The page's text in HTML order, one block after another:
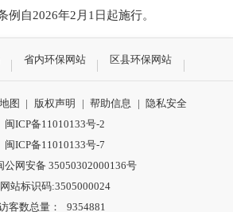
自2026年2月1日起施行。
省内环保网站 区县环保网站
图 | 版权声明 | 帮助信息 | 隐私安全
闽ICP备11010133号-2
闽ICP备11010133号-7
公网安备 35050302000136号
网站标识码:3505000024
客数总量：
9354881